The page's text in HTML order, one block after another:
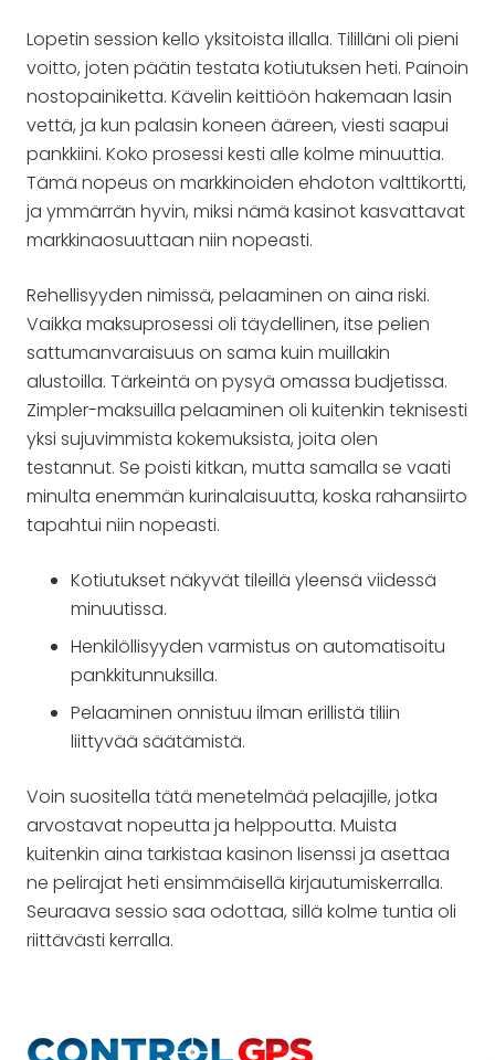
Lopetin session kello yksitoista illalla. Tililläni oli pieni
voitto, joten päätin testata kotiutuksen heti. Painoin
nostopainiketta. Kävelin keittiöön hakemaan lasin
vettä, ja kun palasin koneen ääreen, viesti saapui
pankkiini. Koko prosessi kesti alle kolme minuuttia.
Tämä nopeus on markkinoiden ehdoton valttikortti,
ja ymmärrän hyvin, miksi nämä kasinot kasvattavat
markkinaosuuttaan niin nopeasti.
Rehellisyyden nimissä, pelaaminen on aina riski.
Vaikka maksuprosessi oli täydellinen, itse pelien
sattumanvaraisuus on sama kuin muillakin
alustoilla. Tärkeintä on pysyä omassa budjetissa.
Zimpler-maksuilla pelaaminen oli kuitenkin teknisesti
yksi sujuvimmista kokemuksista, joita olen
testannut. Se poisti kitkan, mutta samalla se vaati
minulta enemmän kurinalaisuutta, koska rahansiirto
tapahtui niin nopeasti.
Kotiutukset näkyvät tileillä yleensä viidessä
minuutissa.
Henkilöllisyyden varmistus on automatisoitu
pankkitunnuksilla.
Pelaaminen onnistuu ilman erillistä tiliin
liittyvää säätämistä.
Voin suositella tätä menetelmää pelaajille, jotka
arvostavat nopeutta ja helppoutta. Muista
kuitenkin aina tarkistaa kasinon lisenssi ja asettaa
ne pelirajat heti ensimmäisellä kirjautumiskerralla.
Seuraava sessio saa odottaa, sillä kolme tuntia oli
riittävästi kerralla.